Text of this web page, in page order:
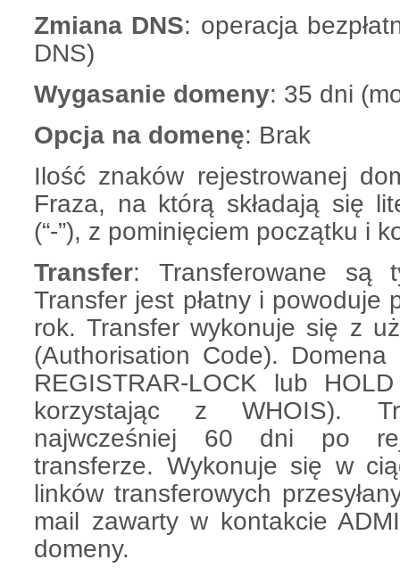
Zmiana DNS: operacja
DNS)
Wygasanie domeny: 35 dni
Opcja na domenę: Brak
Ilość znaków rejestrowanej
Fraza, na którą składają się
(“-”), z pominięciem początku i
Transfer: Transferowane są
Transfer jest płatny i powoduje
rok. Transfer wykonuje się z
(Authorisation Code).
REGISTRAR-LOCK lub
korzystając z WHOIS).
najwcześniej 60 dni po
transferze. Wykonuje się w
linków transferowych
mail zawarty w kontakcie
domeny.